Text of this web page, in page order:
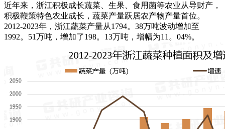
近年来，浙江积极成长蔬菜、生果、食用菌等农业从导财产，
积极鞭策特色农业成长，蔬菜产量跃居农产物产量首位。
2012-2023年，浙江蔬菜产量从1794。38万吨波动增加至
1992。51万吨，增加了198。13万吨，增幅为11。04%。